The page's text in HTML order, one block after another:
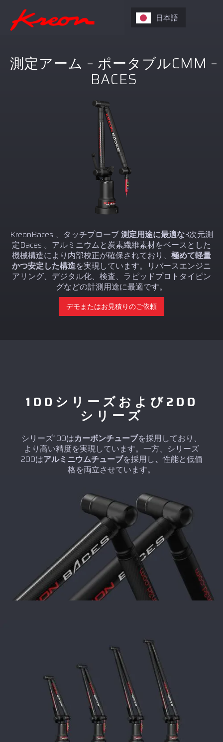
測定アーム – ポータブルCMM –
BACES
KreonBaces 、タッチプローブ測定用途に最適な3次元測
定Baces 。アルミニウムと炭素繊維素材をベースとした
機械構造により内部校正が確保されており、 極めて軽量
かつ安定した構造を実現しています。リバースエンジニ
アリング、デジタル化、検査、ラピッドプロトタイピン
グなどの計測用途に最適です。
デモまたはお見積りのご依頼
100シリーズおよび200
シリーズ
シリーズ100はカーボンチューブを採用しており、
より高い精度を実現しています。一方、シリーズ
200はアルミニウムチューブを採用し、性能と低価
格を両立させています。
日本語